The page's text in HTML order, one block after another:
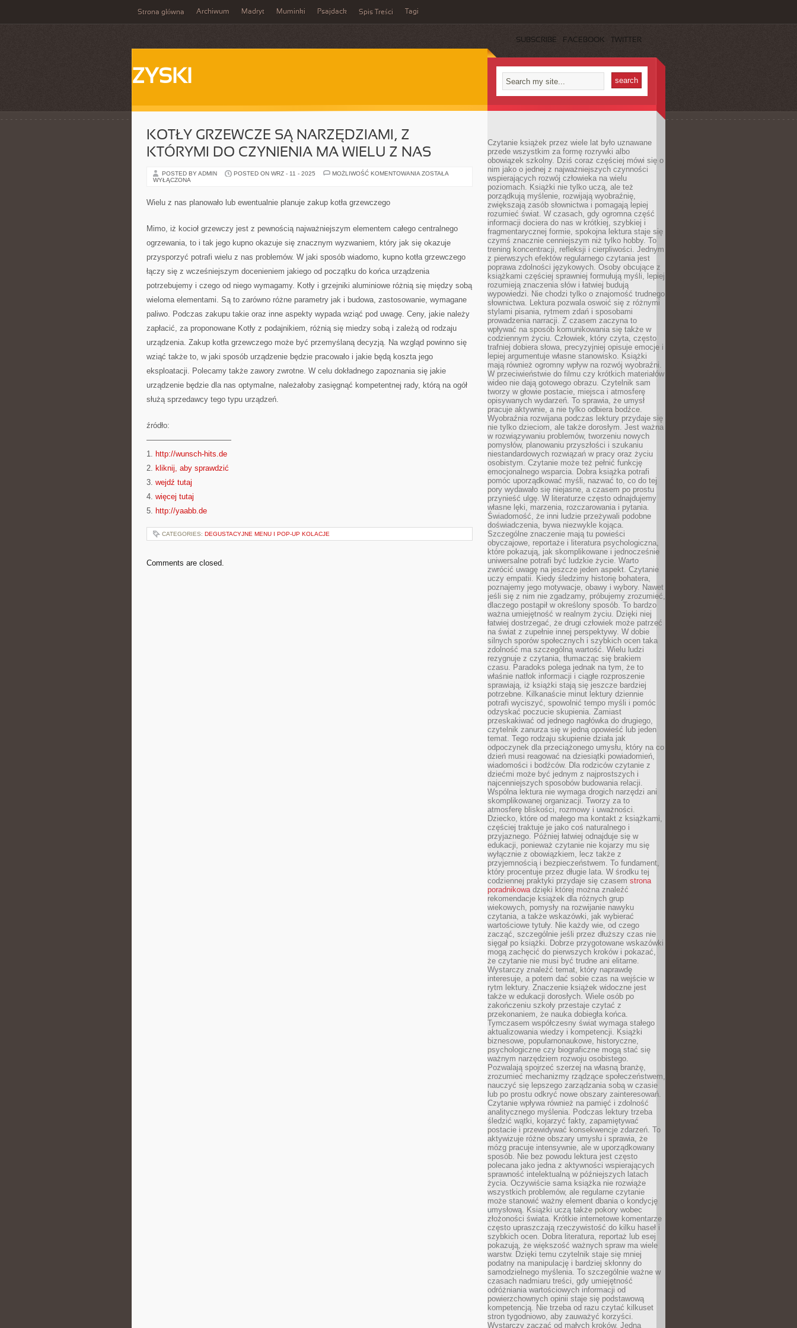
Strona główna Archiwum Madryt Muminki Psajdack Spis Treści Tagi
SUBSCRIBE FACEBOOK TWITTER
ZYSKI
KOTŁY GRZEWCZE SĄ NARZĘDZIAMI, Z
KTÓRYMI DO CZYNIENIA MA WIELU Z NAS
POSTED BY ADMIN POSTED ON WRZ - 11 - 2025 MOŻLIWOŚĆ KOMENTOWANIA KOTŁY
WIELU
NAS
ZOSTAŁA
WYŁĄCZONA
Wielu z nas planowało lub ewentualnie planuje zakup kotła grzewczego
Mimo, iż kocioł grzewczy jest z pewnością najważniejszym elementem całego centralnego
ogrzewania, to i tak jego kupno okazuje się znacznym wyzwaniem, który jak się okazuje
przysporzyć potrafi wielu z nas problemów. W jaki sposób wiadomo, kupno kotła grzewczego
łączy się z wcześniejszym docenieniem jakiego od początku do końca urządzenia
potrzebujemy i czego od niego wymagamy. Kotły i grzejniki aluminiowe różnią się między sobą
wieloma elementami. Są to zarówno różne parametry jak i budowa, zastosowanie, wymagane
paliwo. Podczas zakupu takie oraz inne aspekty wypada wziąć pod uwagę. Ceny, jakie należy
zapłacić, za proponowane Kotły z podajnikiem, różnią się miedzy sobą i zależą od rodzaju
urządzenia. Zakup kotła grzewczego może być przemyślaną decyzją. Na wzgląd powinno się
wziąć także to, w jaki sposób urządzenie będzie pracowało i jakie będą koszta jego
eksploatacji. Polecamy także zawory zwrotne. W celu dokładnego zapoznania się jakie
urządzenie będzie dla nas optymalne, należałoby zasięgnąć kompetentnej rady, którą na ogół
służą sprzedawcy tego typu urządzeń.
źródło:
———————————
1. http://wunsch-hits.de
2. kliknij, aby sprawdzić
3. wejdź tutaj
4. więcej tutaj
5. http://yaabb.de
CATEGORIES: DEGUSTACYJNE MENU I POP-UP KOLACJE
Comments are closed.
Czytanie książek przez wiele lat było uznawane
przede wszystkim za formę rozrywki albo
obowiązek szkolny. Dziś coraz częściej mówi się o
nim jako o jednej z najważniejszych czynności
wspierających rozwój człowieka na wielu
poziomach. Książki nie tylko uczą, ale też
porządkują myślenie, rozwijają wyobraźnię,
zwiększają zasób słownictwa i pomagają lepiej
rozumieć świat. W czasach, gdy ogromna część
informacji dociera do nas w krótkiej, szybkiej i
fragmentarycznej formie, spokojna lektura staje się
czymś znacznie cenniejszym niż tylko hobby. To
trening koncentracji, refleksji i cierpliwości. Jednym
z pierwszych efektów regularnego czytania jest
poprawa zdolności językowych. Osoby obcujące z
książkami częściej sprawniej formułują myśli, lepiej
rozumieją znaczenia słów i łatwiej budują
wypowiedzi. Nie chodzi tylko o znajomość trudnego
słownictwa. Lektura pozwala oswoić się z różnymi
stylami pisania, rytmem zdań i sposobami
prowadzenia narracji. Z czasem zaczyna to
wpływać na sposób komunikowania się także w
codziennym życiu. Człowiek, który czyta, często
trafniej dobiera słowa, precyzyjniej opisuje emocje i
lepiej argumentuje własne stanowisko. Książki
mają również ogromny wpływ na rozwój wyobraźni.
W przeciwieństwie do filmu czy krótkich materiałów
wideo nie dają gotowego obrazu. Czytelnik sam
tworzy w głowie postacie, miejsca i atmosferę
opisywanych wydarzeń. To sprawia, że umysł
pracuje aktywnie, a nie tylko odbiera bodźce.
Wyobraźnia rozwijana podczas lektury przydaje się
nie tylko dzieciom, ale także dorosłym. Jest ważna
w rozwiązywaniu problemów, tworzeniu nowych
pomysłów, planowaniu przyszłości i szukaniu
niestandardowych rozwiązań w pracy oraz życiu
osobistym. Czytanie może też pełnić funkcję
emocjonalnego wsparcia. Dobra książka potrafi
pomóc uporządkować myśli, nazwać to, co do tej
pory wydawało się niejasne, a czasem po prostu
przynieść ulgę. W literaturze często odnajdujemy
własne lęki, marzenia, rozczarowania i pytania.
Świadomość, że inni ludzie przeżywali podobne
doświadczenia, bywa niezwykle kojąca.
Szczególne znaczenie mają tu powieści
obyczajowe, reportaże i literatura psychologiczna,
które pokazują, jak skomplikowane i jednocześnie
uniwersalne potrafi być ludzkie życie. Warto
zwrócić uwagę na jeszcze jeden aspekt. Czytanie
uczy empatii. Kiedy śledzimy historię bohatera,
poznajemy jego motywacje, obawy i wybory. Nawet
jeśli się z nim nie zgadzamy, próbujemy zrozumieć,
dlaczego postąpił w określony sposób. To bardzo
ważna umiejętność w realnym życiu. Dzięki niej
łatwiej dostrzegać, że drugi człowiek może patrzeć
na świat z zupełnie innej perspektywy. W dobie
silnych sporów społecznych i szybkich ocen taka
zdolność ma szczególną wartość. Wielu ludzi
rezygnuje z czytania, tłumacząc się brakiem
czasu. Paradoks polega jednak na tym, że to
właśnie natłok informacji i ciągłe rozproszenie
sprawiają, iż książki stają się jeszcze bardziej
potrzebne. Kilkanaście minut lektury dziennie
potrafi wyciszyć, spowolnić tempo myśli i pomóc
odzyskać poczucie skupienia. Zamiast
przeskakiwać od jednego nagłówka do drugiego,
czytelnik zanurza się w jedną opowieść lub jeden
temat. Tego rodzaju skupienie działa jak
odpoczynek dla przeciążonego umysłu, który na co
dzień musi reagować na dziesiątki powiadomień,
wiadomości i bodźców. Dla rodziców czytanie z
dziećmi może być jednym z najprostszych i
najcenniejszych sposobów budowania relacji.
Wspólna lektura nie wymaga drogich narzędzi ani
skomplikowanej organizacji. Tworzy za to
atmosferę bliskości, rozmowy i uważności.
Dziecko, które od małego ma kontakt z książkami,
częściej traktuje je jako coś naturalnego i
przyjaznego. Później łatwiej odnajduje się w
edukacji, ponieważ czytanie nie kojarzy mu się
wyłącznie z obowiązkiem, lecz także z
przyjemnością i bezpieczeństwem. To fundament,
który procentuje przez długie lata. W środku tej
codziennej praktyki przydaje się czasem strona
poradnikowadzięki której można znaleźć
rekomendacje książek dla różnych grup
wiekowych, pomysły na rozwijanie nawyku
czytania, a także wskazówki, jak wybierać
wartościowe tytuły. Nie każdy wie, od czego
zacząć, szczególnie jeśli przez dłuższy czas nie
sięgał po książki. Dobrze przygotowane wskazówki
mogą zachęcić do pierwszych kroków i pokazać,
że czytanie nie musi być trudne ani elitarne.
Wystarczy znaleźć temat, który naprawdę
interesuje, a potem dać sobie czas na wejście w
rytm lektury. Znaczenie książek widoczne jest
także w edukacji dorosłych. Wiele osób po
zakończeniu szkoły przestaje czytać z
przekonaniem, że nauka dobiegła końca.
Tymczasem współczesny świat wymaga stałego
aktualizowania wiedzy i kompetencji. Książki
biznesowe, popularnonaukowe, historyczne,
psychologiczne czy biograficzne mogą stać się
ważnym narzędziem rozwoju osobistego.
Pozwalają spojrzeć szerzej na własną branżę,
zrozumieć mechanizmy rządzące społeczeństwem,
nauczyć się lepszego zarządzania sobą w czasie
lub po prostu odkryć nowe obszary zainteresowań.
Czytanie wpływa również na pamięć i zdolność
analitycznego myślenia. Podczas lektury trzeba
śledzić wątki, kojarzyć fakty, zapamiętywać
postacie i przewidywać konsekwencje zdarzeń. To
aktywizuje różne obszary umysłu i sprawia, że
mózg pracuje intensywnie, ale w uporządkowany
sposób. Nie bez powodu lektura jest często
polecana jako jedna z aktywności wspierających
sprawność intelektualną w późniejszych latach
życia. Oczywiście sama książka nie rozwiąże
wszystkich problemów, ale regularne czytanie
może stanowić ważny element dbania o kondycję
umysłową. Książki uczą także pokory wobec
złożoności świata. Krótkie internetowe komentarze
często upraszczają rzeczywistość do kilku haseł i
szybkich ocen. Dobra literatura, reportaż lub esej
pokazują, że większość ważnych spraw ma wiele
warstw. Dzięki temu czytelnik staje się mniej
podatny na manipulację i bardziej skłonny do
samodzielnego myślenia. To szczególnie ważne w
czasach nadmiaru treści, gdy umiejętność
odróżniania wartościowych informacji od
powierzchownych opinii staje się podstawową
kompetencją. Nie trzeba od razu czytać kilkuset
stron tygodniowo, aby zauważyć korzyści.
Wystarczy zacząć od małych kroków. Jedna